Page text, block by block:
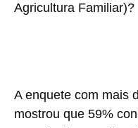
Agricultura Familiar)?
A enquete com mais
mostrou que 59%